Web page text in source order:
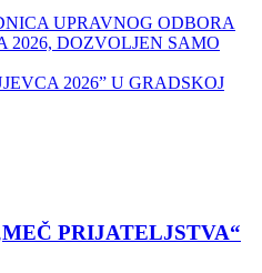
UPRAVNOG ODBORA
2026, DOZVOLJEN SAMO
2026” U GRADSKOJ
PRIJATELJSTVA“